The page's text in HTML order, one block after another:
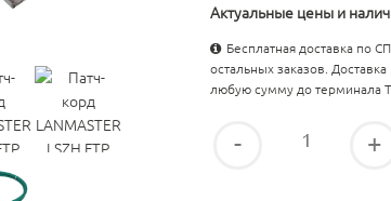
Актуальные цены и
Бесплатная доставка по
остальных заказов.
любую сумму до терминала
- +